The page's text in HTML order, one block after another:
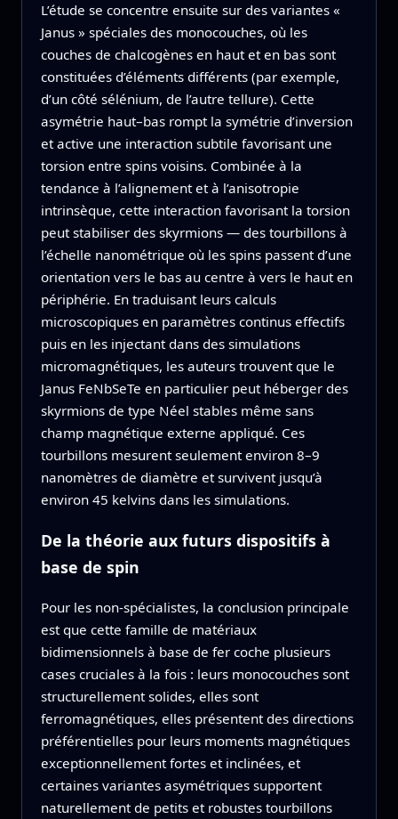
L’étude se concentre ensuite sur des variantes «
Janus » spéciales des monocouches, où les
couches de chalcogènes en haut et en bas sont
constituées d’éléments différents (par exemple,
d’un côté sélénium, de l’autre tellure). Cette
asymétrie haut–bas rompt la symétrie d’inversion
et active une interaction subtile favorisant une
torsion entre spins voisins. Combinée à la
tendance à l’alignement et à l’anisotropie
intrinsèque, cette interaction favorisant la torsion
peut stabiliser des skyrmions — des tourbillons à
l’échelle nanométrique où les spins passent d’une
orientation vers le bas au centre à vers le haut en
périphérie. En traduisant leurs calculs
microscopiques en paramètres continus effectifs
puis en les injectant dans des simulations
micromagnétiques, les auteurs trouvent que le
Janus FeNbSeTe en particulier peut héberger des
skyrmions de type Néel stables même sans
champ magnétique externe appliqué. Ces
tourbillons mesurent seulement environ 8–9
nanomètres de diamètre et survivent jusqu’à
environ 45 kelvins dans les simulations.
De la théorie aux futurs dispositifs à
base de spin
Pour les non‑spécialistes, la conclusion principale
est que cette famille de matériaux
bidimensionnels à base de fer coche plusieurs
cases cruciales à la fois : leurs monocouches sont
structurellement solides, elles sont
ferromagnétiques, elles présentent des directions
préférentielles pour leurs moments magnétiques
exceptionnellement fortes et inclinées, et
certaines variantes asymétriques supportent
naturellement de petits et robustes tourbillons